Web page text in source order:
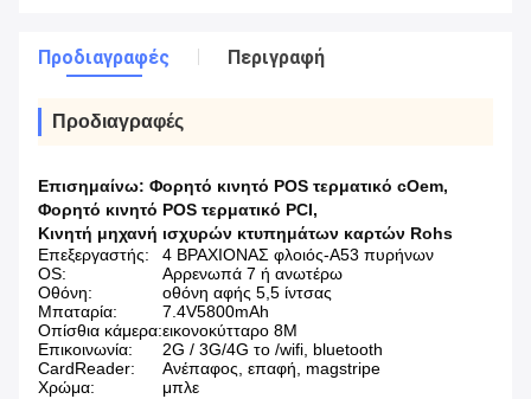
Προδιαγραφές Περιγραφή
Προδιαγραφές
Επισημαίνω: Φορητό κινητό POS τερματικό cOem,
Φορητό κινητό POS τερματικό PCI,
Κινητή μηχανή ισχυρών κτυπημάτων καρτών Rohs
Επεξεργαστής:
4 ΒΡΑΧΙΟΝΑΣ φλοιός-A53 πυρήνων
OS:
Αρρενωπά 7 ή ανωτέρω
Οθόνη:
οθόνη αφής 5,5 ίντσας
Μπαταρία:
7.4V5800mAh
Οπίσθια κάμερα:εικονοκύτταρο 8M
Επικοινωνία:
2G / 3G/4G το /wifi, bluetooth
CardReader:
Ανέπαφος, επαφή, magstripe
Χρώμα:
μπλε